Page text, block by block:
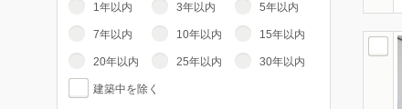
1年以内 3年以内 5年以内
7年以内 10年以内 15年以内
20年以内 25年以内 30年以内
建築中を除く